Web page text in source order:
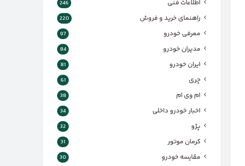
اطلاعات فنی 246
راهنمای خرید و فروش 220
معرفی خودرو 97
مدیران خودرو 84
ایران خودرو 81
چری 61
ام وی ام 38
اخبار خودرو داخلی 34
پژو 32
کرمان موتور 31
مقایسه خودرو 30